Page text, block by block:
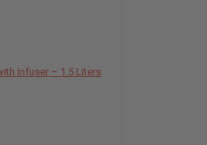
Infuser – 1.5 Liters